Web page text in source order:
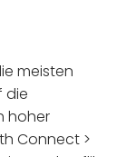
meisten
die
hoher
Connect >